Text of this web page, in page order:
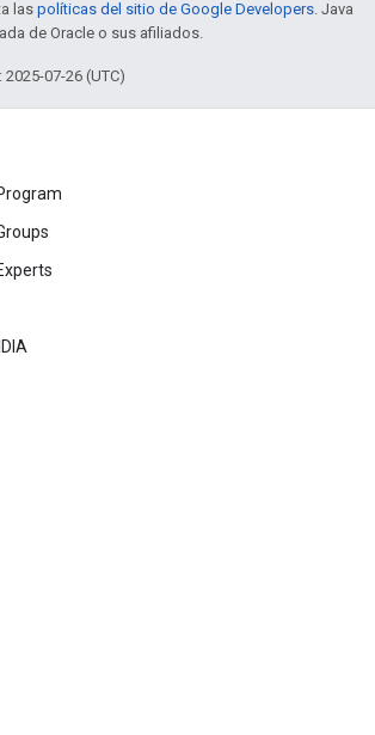
las políticas del sitio de Google Developers. Java
de Oracle o sus afiliados.
07-26 (UTC)